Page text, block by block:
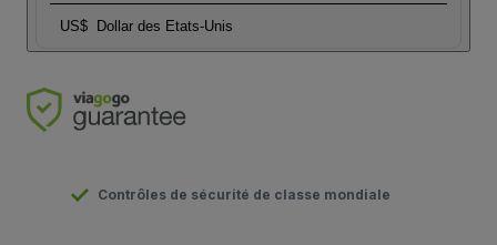
US$ Dollar des Etats-Unis
Contrôles de sécurité de classe mondiale